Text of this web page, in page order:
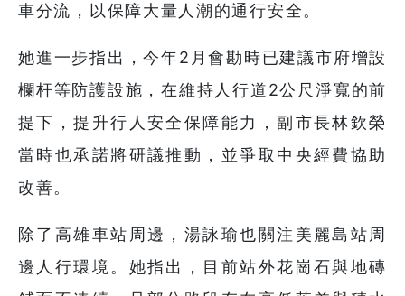
車分流，以保障大量人潮的通行安全。
她進一步指出，今年2月會勘時已建議市府增設
欄杆等防護設施，在維持人行道2公尺淨寬的前
提下，提升行人安全保障能力，副市長林欽榮
當時也承諾將研議推動，並爭取中央經費協助
改善。
除了高雄車站周邊，湯詠瑜也關注美麗島站周
邊人行環境。她指出，目前站外花崗石與地磚